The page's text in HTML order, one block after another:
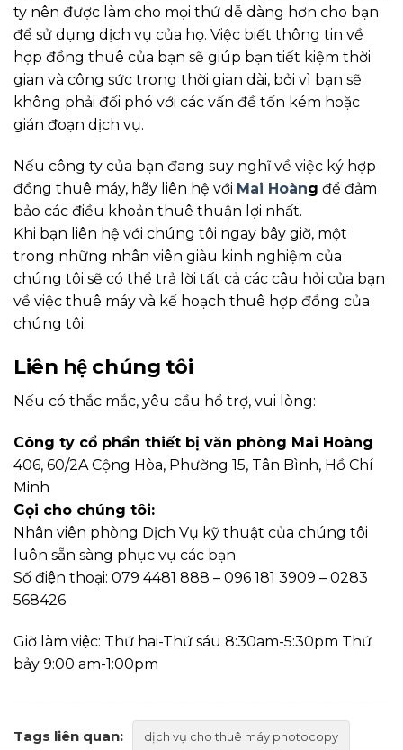
ty nên được làm cho mọi thứ dễ dàng hơn cho bạn
để sử dụng dịch vụ của họ. Việc biết thông tin về
hợp đồng thuê của bạn sẽ giúp bạn tiết kiệm thời
gian và công sức trong thời gian dài, bởi vì bạn sẽ
không phải đối phó với các vấn đề tốn kém hoặc
gián đoạn dịch vụ.
Nếu công ty của bạn đang suy nghĩ về việc ký hợp
đồng thuê máy, hãy liên hệ với Mai Hoàng để đảm
bảo các điều khoản thuê thuận lợi nhất.
Khi bạn liên hệ với chúng tôi ngay bây giờ, một
trong những nhân viên giàu kinh nghiệm của
chúng tôi sẽ có thể trả lời tất cả các câu hỏi của bạn
về việc thuê máy và kế hoạch thuê hợp đồng của
chúng tôi.
Liên hệ chúng tôi
Nếu có thắc mắc, yêu cầu hổ trợ, vui lòng:
Công ty cổ phần thiết bị văn phòng Mai Hoàng
406, 60/2A Cộng Hòa, Phường 15, Tân Bình, Hồ Chí
Minh
Gọi cho chúng tôi:
Nhân viên phòng Dịch Vụ kỹ thuật của chúng tôi
luôn sẵn sàng phục vụ các bạn
Số điện thoại: 079 4481 888 – 096 181 3909 – 0283
568426
Giờ làm việc: Thứ hai-Thứ sáu 8:30am-5:30pm Thứ
bảy 9:00 am-1:00pm
Tags liên quan: dịch vụ cho thuê máy photocopy